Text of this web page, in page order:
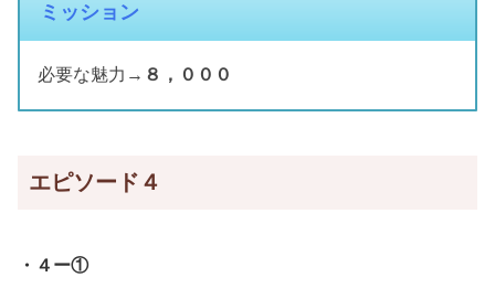
ミッション
必要な魅力→ ８，０００
エピソード４
・４ー①